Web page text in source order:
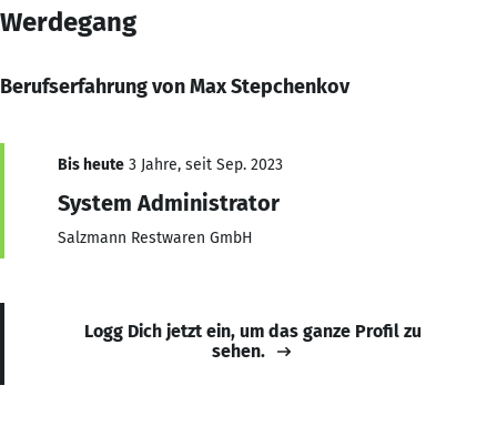
Werdegang
Berufserfahrung von Max Stepchenkov
Bis heute 3 Jahre, seit Sep. 2023
System Administrator
Salzmann Restwaren GmbH
Logg Dich jetzt ein, um das ganze Profil zu
sehen.